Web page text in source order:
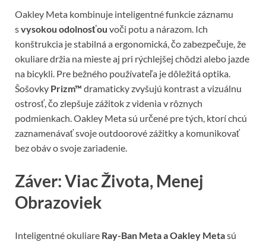
Oakley Meta kombinuje inteligentné funkcie záznamu
svysokou odolnosťou voči potu a nárazom. Ich
konštrukcia je stabilná a ergonomická, čo zabezpečuje, že
okuliare držia na mieste aj pri rýchlejšej chôdzi alebo jazde
na bicykli. Pre bežného používateľa je dôležitá optika.
Šošovky Prizm™ dramaticky zvyšujú kontrast a vizuálnu
ostrosť, čo zlepšuje zážitok z videnia v rôznych
podmienkach. Oakley Meta sú určené pre tých, ktorí chcú
zaznamenávať svoje outdoorové zážitky a komunikovať
bez obáv o svoje zariadenie.
Záver: Viac Života, Menej
Obrazoviek
Inteligentné okuliare Ray-Ban Meta a Oakley Metasú